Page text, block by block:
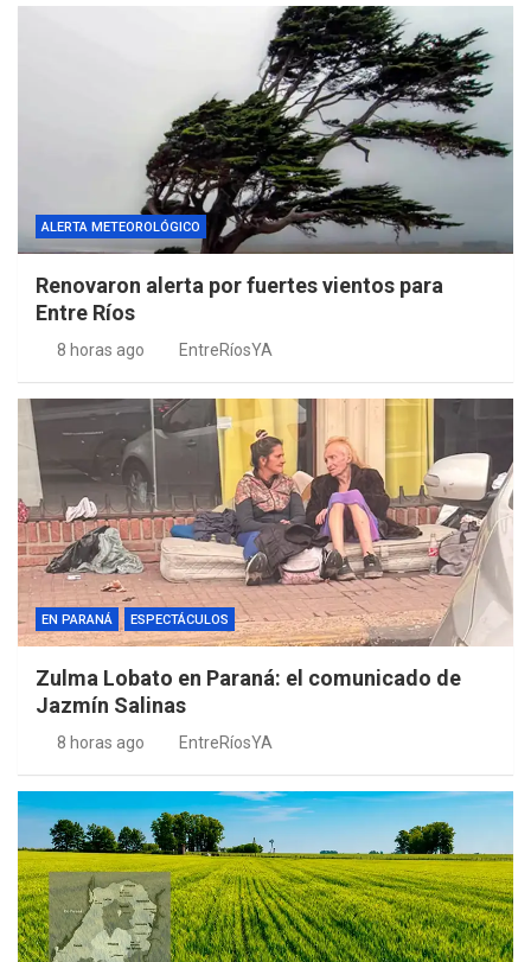
ALERTA METEOROLÓGICO
Renovaron alerta por fuertes vientos para
Entre Ríos
8 horas ago EntreRíosYA
EN PARANÁ ESPECTÁCULOS
Zulma Lobato en Paraná: el comunicado de
Jazmín Salinas
8 horas ago EntreRíosYA